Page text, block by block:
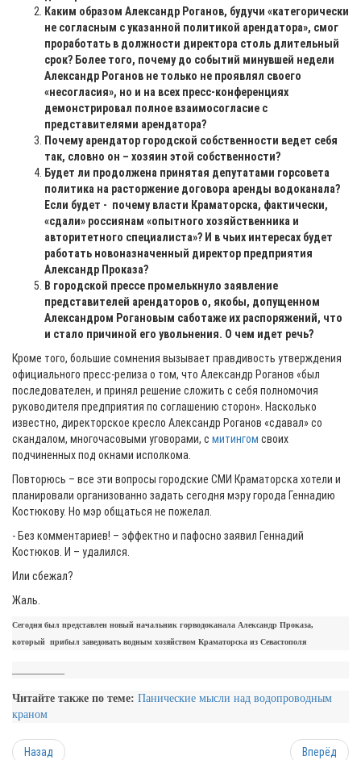
Каким образом Александр Роганов, будучи «категорически
не согласным с указанной политикой арендатора», смог
проработать в должности директора столь длительный
срок? Более того, почему до событий минувшей недели
Александр Роганов не только не проявлял своего
«несогласия», но и на всех пресс-конференциях
демонстрировал полное взаимосогласие с
представителями арендатора?
Почему арендатор городской собственности ведет себя
так, словно он – хозяин этой собственности?
Будет ли продолжена принятая депутатами горсовета
политика на расторжение договора аренды водоканала?
Если будет - почему власти Краматорска, фактически,
«сдали» россиянам «опытного хозяйственника и
авторитетного специалиста»? И в чьих интересах будет
работать новоназначенный директор предприятия
Александр Проказа?
В городской прессе промелькнуло заявление
представителей арендаторов о, якобы, допущенном
Александром Рогановым саботаже их распоряжений, что
и стало причиной его увольнения. О чем идет речь?
Кроме того, большие сомнения вызывает правдивость утверждения
официального пресс-релиза о том, что Александр Роганов «был
последователен, и принял решение сложить с себя полномочия
руководителя предприятия по соглашению сторон». Насколько
известно, директорское кресло Александр Роганов «сдавал» со
скандалом, многочасовыми уговорами, с митингом своих
подчиненных под окнами исполкома.
Повторюсь – все эти вопросы городские СМИ Краматорска хотели и
планировали организованно задать сегодня мэру города Геннадию
Костюкову. Но мэр общаться не пожелал.
- Без комментариев! – эффектно и пафосно заявил Геннадий
Костюков. И – удалился.
Или сбежал?
Жаль.
Сегодня был представлен новый начальник горводоканала Александр Проказа,
который прибыл заведовать водным хозяйством Краматорска из Севастополя
Читайте также по теме: Панические мысли над водопроводным
краном
Назад Вперёд